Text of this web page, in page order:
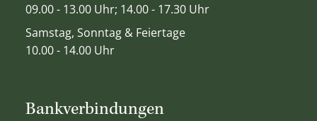
Bankverbindungen
09.00 - 13.00 Uhr; 14.00 - 17.30 Uhr
Samstag, Sonntag & Feiertage
10.00 - 14.00 Uhr